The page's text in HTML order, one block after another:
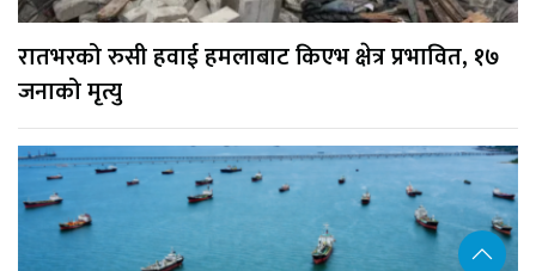
रातभरको रुसी हवाई हमलाबाट किएभ क्षेत्र प्रभावित, १७
जनाको मृत्यु